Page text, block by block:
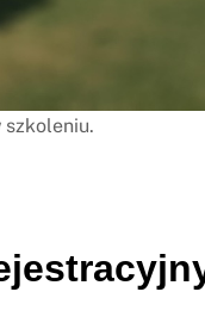
szkoleniu.